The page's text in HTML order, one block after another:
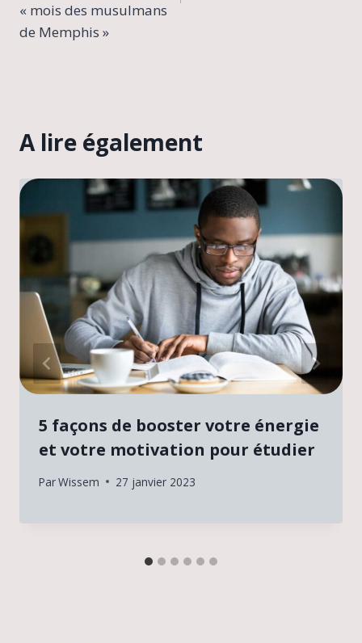
« mois des musulmans
de Memphis »
A lire également
5 façons de booster votre énergie
et votre motivation pour étudier
ParWissem 27 janvier 2023